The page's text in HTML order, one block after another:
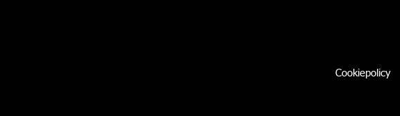
Cookiepolicy